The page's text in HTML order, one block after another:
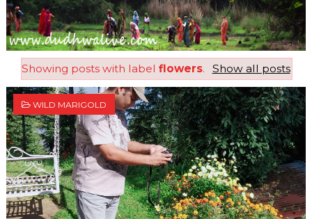
Showing posts with labelflowers. Show all posts
WILD MARIGOLD